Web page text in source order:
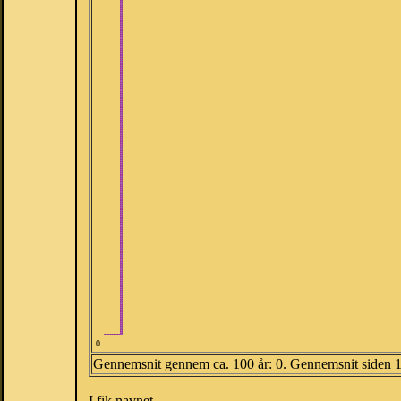
0
Gennemsnit gennem ca. 100 år: 0. Gennemsnit siden